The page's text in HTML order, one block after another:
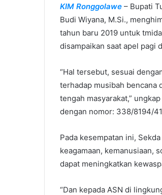
m
a
i
l
KIM Ronggolawe – Bupati
Budi Wiyana, M.Si.,
tahun baru 2019 untuk
disampaikan saat apel pagi
“Hal tersebut, sesuai
terhadap musibah bencana
tengah masyarakat,”
dengan nomor: 338/8194/
Pada kesempatan ini,
keagamaan, kemanusiaan,
dapat meningkatkan
“Dan kepada ASN di